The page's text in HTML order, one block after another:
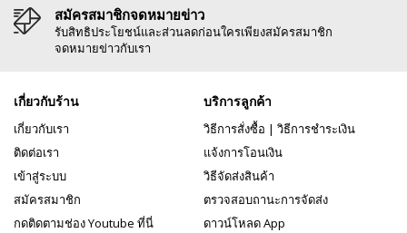
สมัครสมาชิกจดหมายข่าว
รับสิทธิประโยชน์และส่วนลดก่อนใครเพียงสมัครสมาชิก
จดหมายข่าวกับเรา
เกี่ยวกับร้าน
เกี่ยวกับเรา
ติดต่อเรา
เข้าสู่ระบบ
สมัครสมาชิก
กดติดตามช่อง Youtube ที่นี่
บริการลูกค้า
วิธีการสั่งซื้อ | วิธีการชำระเงิน
แจ้งการโอนเงิน
วิธีจัดส่งสินค้า
ตรวจสอบถานะการจัดส่ง
ดาวน์โหลด App